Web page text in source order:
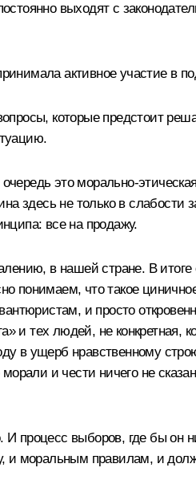
выходят с
активное участие в
которые предстоит
это морально-
здесь не только в слабости
все на продажу.
в нашей стране. В
понимаем, что такое
и просто
и тех людей, не конкретная,
в ущерб нравственному
и чести ничего не
процесс выборов, где бы он
и моральным правилам, и